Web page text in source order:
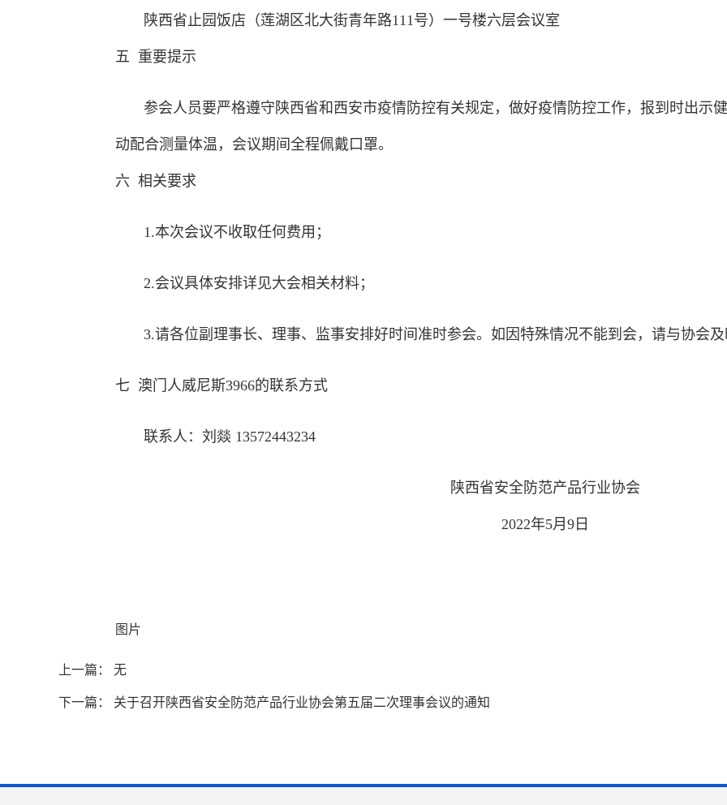
陕西省止园饭店（莲湖区北大街青年路111号）一号楼六层会议室
五 重要提示
参会人员要严格遵守陕西省和西安市疫情防控有关规定，做好疫情防控工作，报到时出示
动配合测量体温，会议期间全程佩戴口罩。
六 相关要求
1.本次会议不收取任何费用；
2.会议具体安排详见大会相关材料；
3.请各位副理事长、理事、监事安排好时间准时参会。如因特殊情况不能到会，请与协会及
七 澳门人威尼斯3966的联系方式
联系人：刘燚 13572443234
陕西省安全防范产品行业协会
2022年5月9日
图片
上一篇： 无
下一篇： 关于召开陕西省安全防范产品行业协会第五届二次理事会议的通知